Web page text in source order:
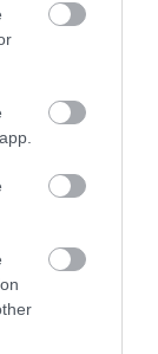
fiatalok